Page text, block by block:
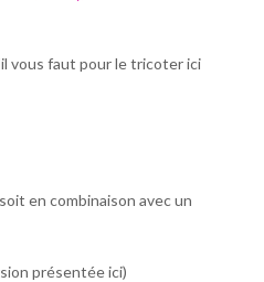
vous faut pour le tricoter ici
en combinaison avec un
présentée ici)